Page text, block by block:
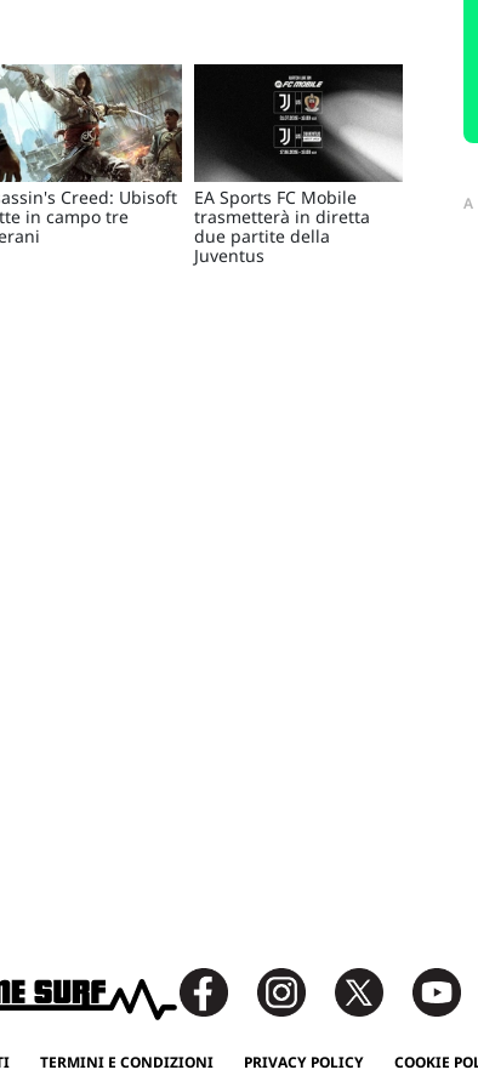
Creed: Ubisoft
in campo tre
EA Sports FC Mobile
trasmetterà in diretta
due partite della
Juventus
TERMINI E CONDIZIONI PRIVACY POLICY COOKIE